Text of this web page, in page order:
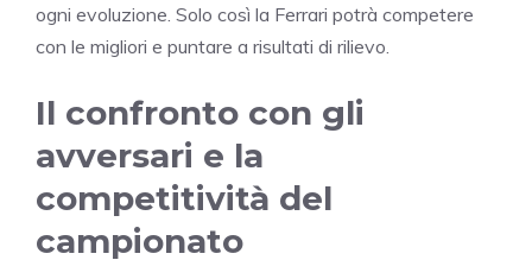
ogni evoluzione. Solo così la Ferrari potrà competere
con le migliori e puntare a risultati di rilievo.
Il confronto con gli
avversari e la
competitività del
campionato